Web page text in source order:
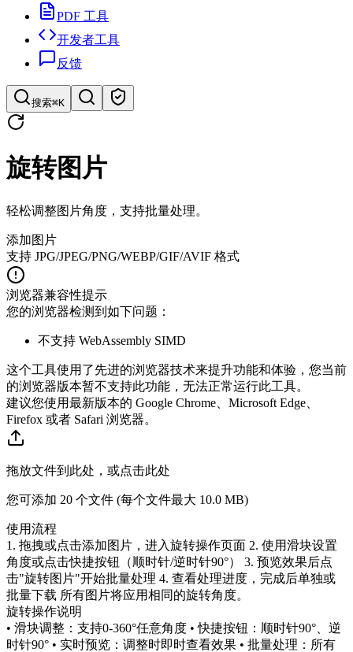
PDF 工具
开发者工具
反馈
搜索⌘K
快速搜索工具
旋转图片
轻松调整图片角度，支持批量处理。
添加图片
支持 JPG/JPEG/PNG/WEBP/GIF/AVIF 格式
浏览器兼容性提示
您的浏览器检测到如下问题：
不支持 WebAssembly SIMD
这个工具使用了先进的浏览器技术来提升功能和体验，您当前
的浏览器版本暂不支持此功能，无法正常运行此工具。
建议您使用最新版本的 Google Chrome、Microsoft Edge、
Firefox 或者 Safari 浏览器。
拖放文件到此处，或点击此处
您可添加 20 个文件 (每个文件最大 10.0 MB)
使用流程
1. 拖拽或点击添加图片，进入旋转操作页面 2. 使用滑块设置
角度或点击快捷按钮（顺时针/逆时针90°） 3. 预览效果后点
击"旋转图片"开始批量处理 4. 查看处理进度，完成后单独或
批量下载 所有图片将应用相同的旋转角度。
旋转操作说明
• 滑块调整：支持0-360°任意角度 • 快捷按钮：顺时针90°、逆
时针90° • 实时预览：调整时即时查看效果 • 批量处理：所有